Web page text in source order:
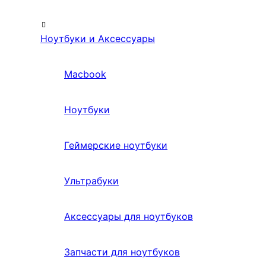
Ноутбуки и Аксессуары
Macbook
Ноутбуки
Геймерские ноутбуки
Ультрабуки
Аксессуары для ноутбуков
Запчасти для ноутбуков